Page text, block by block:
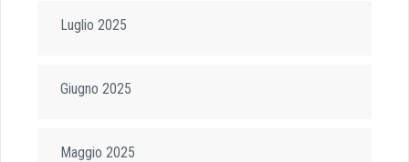
Luglio 2025
Giugno 2025
Maggio 2025